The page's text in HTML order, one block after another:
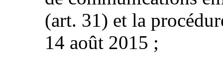
(art. 31) et la
14 août 2015 ;